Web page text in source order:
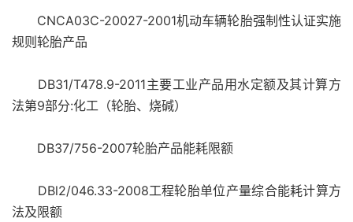
CNCA03C-20027-2001机动车辆轮胎强制性认证实施
规则轮胎产品
DB31/T478.9-2011主要工业产品用水定额及其计算方
法第9部分:化工（轮胎、烧碱）
DB37/756-2007轮胎产品能耗限额
DBl2/046.33-2008工程轮胎单位产量综合能耗计算方
法及限额